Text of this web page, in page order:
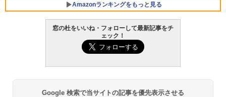
Amazonランキングをもっと見る
窓の杜をいいね・フォローして最新記事をチ
ェック！
Google 検索で当サイトの記事を優先表示させる